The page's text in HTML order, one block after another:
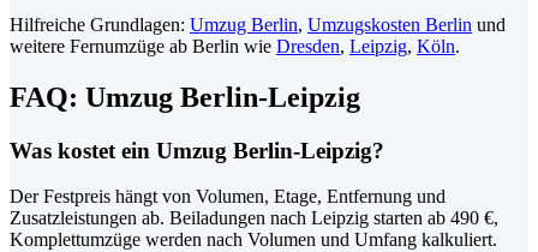
Hilfreiche Grundlagen: Umzug Berlin, Umzugskosten Berlin und
weitere Fernumzüge ab Berlin wie Dresden, Leipzig, Köln.
FAQ: Umzug Berlin-Leipzig
Was kostet ein Umzug Berlin-Leipzig?
Der Festpreis hängt von Volumen, Etage, Entfernung und
Zusatzleistungen ab. Beiladungen nach Leipzig starten ab 490 €,
Komplettumzüge werden nach Volumen und Umfang kalkuliert.